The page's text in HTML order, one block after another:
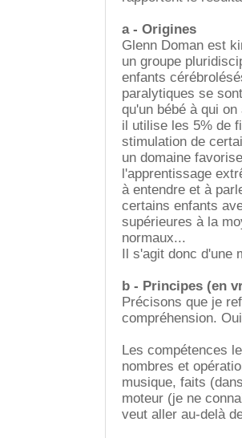
a - Origines
Glenn Doman est
un groupe
enfants
paralytiques se
qu'un bébé à qui
il utilise les 5% de
stimulation de
un domaine
l'apprentissage
à entendre et à
certains enfants
supérieures à la
normaux...
Il s'agit donc d'une
b - Principes (en
Précisons que je
compréhension.
Les compétences
nombres et
musique, faits
moteur (je ne
veut aller au-delà